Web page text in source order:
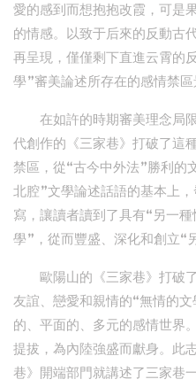
愛的感到而想抱抱改霞，可是
的情感。以致于后來的反動古
再呈現，僅僅剩下直進云霄的
學”審美論述所存在的感情禁區
在如許的時期審美理念局
代創作的《三家巷》打破了這
禁區，從“古今中外法”勝利的
北腔”文學論述話語的基本上
寫，讓讀者讀到了具有“另一
學”，從而豐盛、深化和創立“
歐陽山的《三家巷》打破
友誼、戀愛和親情的“無情的
的、平面的、多元的感情世界
提拔，為內陸強盛而獻身。此
巷》開端部門就講述了三家巷